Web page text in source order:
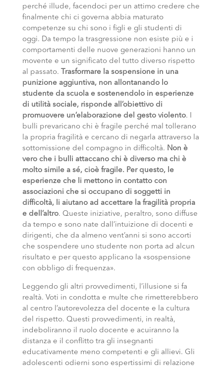
perché illude, facendoci per un attimo credere che
finalmente chi ci governa abbia maturato
competenze su chi sono i figli e gli studenti di
oggi. Da tempo la trasgressione non esiste più e i
comportamenti delle nuove generazioni hanno un
movente e un significato del tutto diverso rispetto
al passato.
Trasformare la sospensione in una
punizione aggiuntiva, non allontanando lo
studente da scuola e sostenendolo in esperienze
di utilità sociale, risponde all’obiettivo di
promuovere un’elaborazione del gesto violento. I
bulli prevaricano chi è fragile perché mal tollerano
la propria fragilità e cercano di negarla attraverso la
sottomissione del compagno in difficoltà. Non è
vero che i bulli attaccano chi è diverso ma chi è
molto simile a sé, cioè fragile. Per questo, le
esperienze che li mettono in contatto con
associazioni che si occupano di soggetti in
difficoltà, li aiutano ad accettare la fragilità propria
e dell’altro. Queste iniziative, peraltro, sono diffuse
da tempo e sono nate dall’intuizione di docenti e
dirigenti, che da almeno vent’anni si sono accorti
che sospendere uno studente non porta ad alcun
risultato e per questo applicano la «sospensione
con obbligo di frequenza».
Leggendo gli altri provvedimenti, l’illusione si fa
realtà. Voti in condotta e multe che rimetterebbero
al centro l’autorevolezza del docente e la cultura
del rispetto. Questi provvedimenti, in realtà,
indeboliranno il ruolo docente e acuiranno la
distanza e il conflitto tra gli insegnanti
educativamente meno competenti e gli allievi. Gli
adolescenti odierni sono espertissimi di relazione